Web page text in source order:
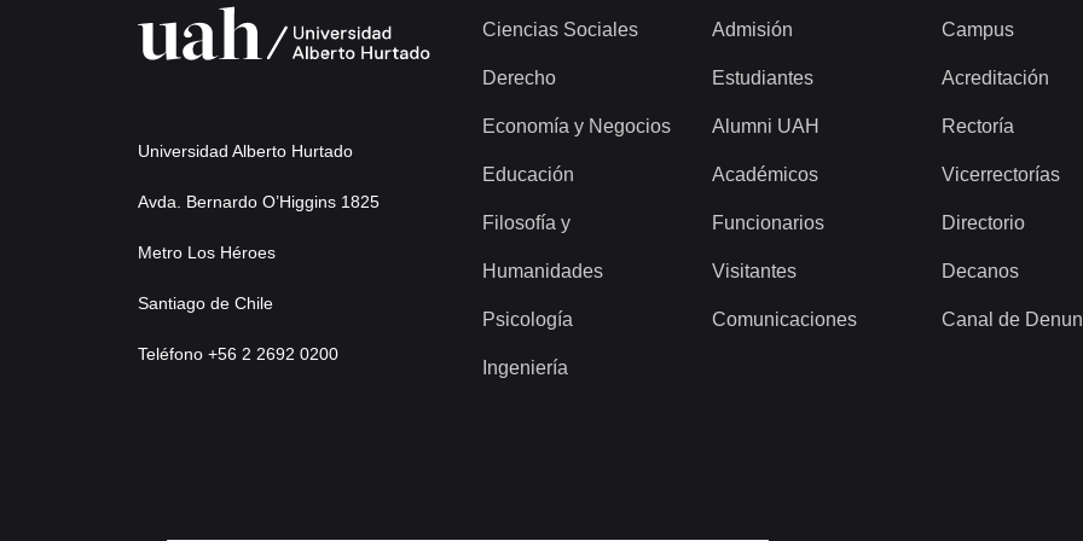
Universidad Alberto Hurtado
Avda. Bernardo O’Higgins 1825
Metro Los Héroes
Santiago de Chile
Teléfono +56 2 2692 0200
Ciencias Sociales
Derecho
Economía y Negocios
Educación
Filosofía y
Humanidades
Psicología
Ingeniería
Admisión
Estudiantes
Alumni UAH
Académicos
Funcionarios
Visitantes
Comunicaciones
Campus
Acreditación
Rectoría
Vicerrectorías
Directorio
Decanos
Canal de